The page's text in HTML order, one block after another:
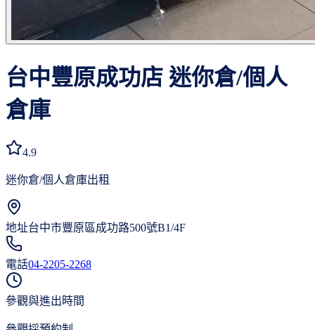
台中豐原成功店 迷你倉/個人
倉庫
4.9
迷你倉/個人倉庫出租
地址台中市豐原區成功路500號B1/4F
電話04-2205-2268
參觀與進出時間